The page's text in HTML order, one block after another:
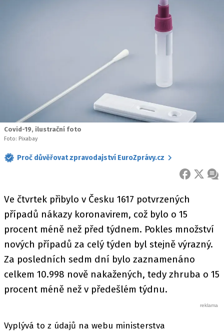
Covid-19, ilustrační foto
Foto: Pixabay
Proč důvěřovat zpravodajství EuroZprávy.cz
FACEBOOK
X
Ve čtvrtek přibylo v Česku 1617 potvrzených
případů nákazy koronavirem, což bylo o 15
procent méně než před týdnem. Pokles množství
nových případů za celý týden byl stejně výrazný.
Za posledních sedm dní bylo zaznamenáno
celkem 10.998 nově nakažených, tedy zhruba o 15
procent méně než v předešlém týdnu.
Vyplývá to z údajů na webu ministerstva